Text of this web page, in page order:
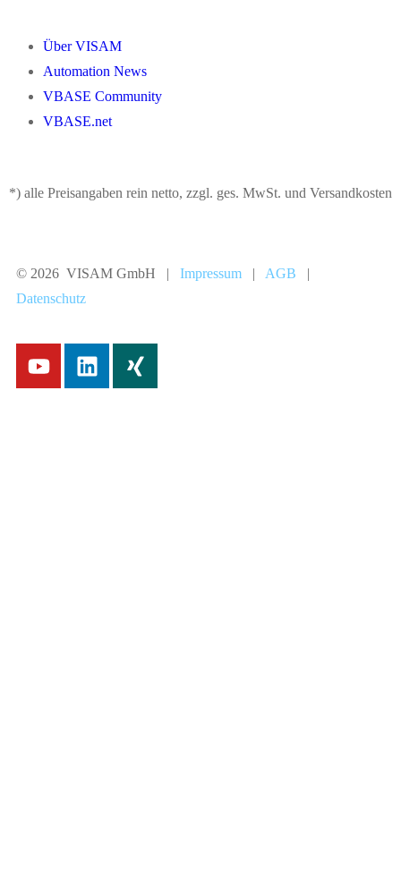
Über VISAM
Automation News
VBASE Community
VBASE.net
*) alle Preisangaben rein netto, zzgl. ges. MwSt. und Versandkosten
© 2026 VISAM GmbH | Impressum AGB
Datenschutz